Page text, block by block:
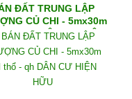
ĐẤT TRUNG LẬP
CỦ CHI - 5mx30m
- qh DÂN CƯ HIỆN
HỮU